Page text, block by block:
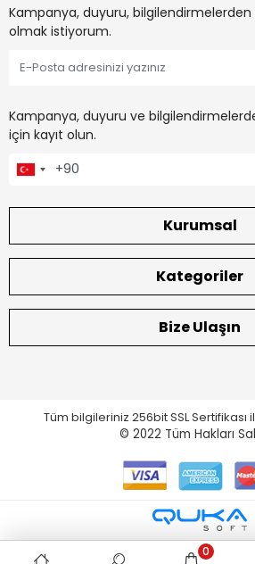
Kampanya, duyuru,
olmak istiyorum.
Kampanya, duyuru ve
için kayıt olun.
Kurumsal
Kategoriler
Bize Ulaşın
Tüm bilgileriniz 256bit SSL Sertifikası
© 2022 Tüm Hakları
0